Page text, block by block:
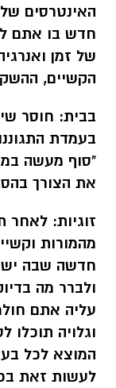
האינטרסים
חדש בו אתם
של זמן
הקשיים,
בבית: חוסר
בעמדת
"סוף מעשה
את הצורך
זוגיות: לאחר
מהמורות
חדשה שבה יש
ולברר מה
עליה אתם
וגלויה
המוצא לכל
לעשות זאת